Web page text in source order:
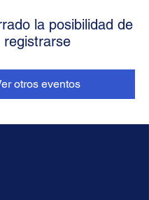
la posibilidad de
registrarse
otros eventos